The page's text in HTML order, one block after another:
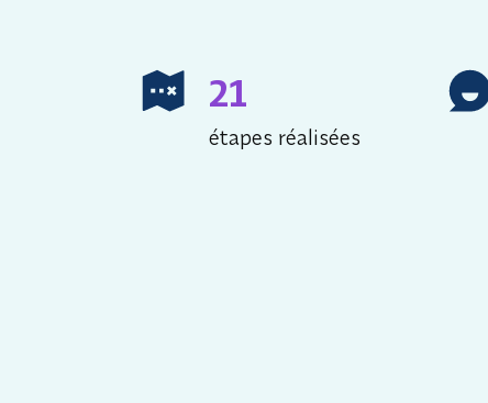
21
étapes réalisées